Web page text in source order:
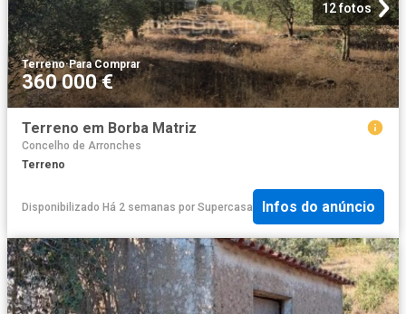
12 fotos
Terreno·Para Comprar
360 000 €
Terreno em Borba Matriz
Concelho de Arronches
Terreno
Disponibilizado Há 2 semanas por Supercasa Infos do anúncio